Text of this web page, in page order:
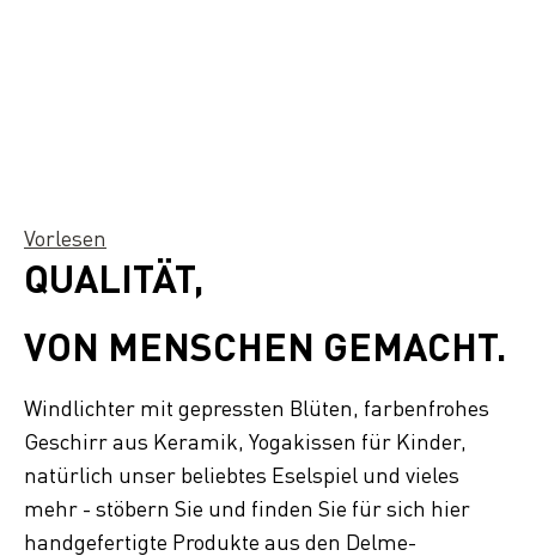
Vorlesen
QUALITÄT,
VON MENSCHEN GEMACHT.
Windlichter mit gepressten Blüten, farbenfrohes
Geschirr aus Keramik, Yogakissen für Kinder,
natürlich unser beliebtes Eselspiel und vieles
mehr - stöbern Sie und finden Sie für sich hier
handgefertigte Produkte aus den Delme-